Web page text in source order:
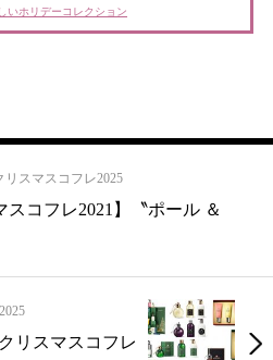
いホリデーコレクション
リスマスコフレ2025
スコフレ2021】〝ポール ＆
リスマスコフレ